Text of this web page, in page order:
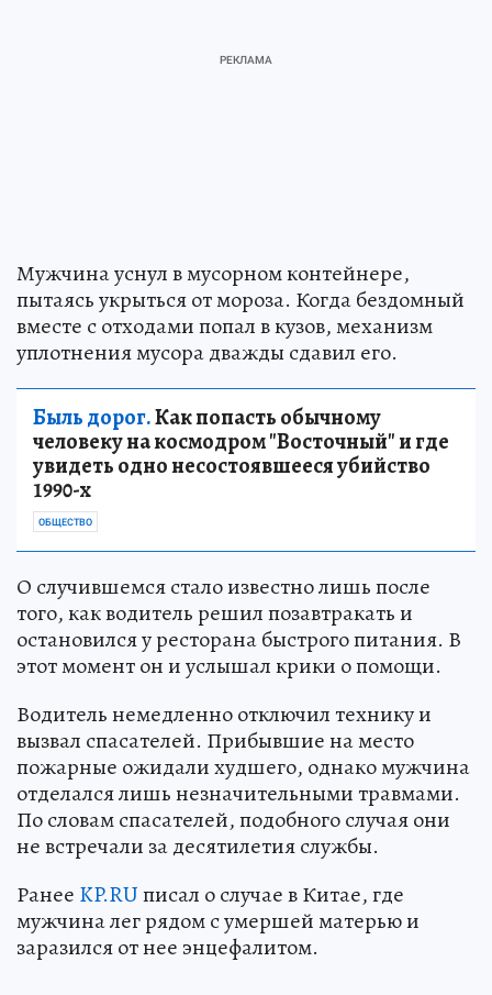
Мужчина уснул в мусорном контейнере,
пытаясь укрыться от мороза. Когда бездомный
вместе с отходами попал в кузов, механизм
уплотнения мусора дважды сдавил его.
Быль дорог.Как попасть обычному
человеку на космодром "Восточный" и где
увидеть одно несостоявшееся убийство
1990-х
ОБЩЕСТВО
О случившемся стало известно лишь после
того, как водитель решил позавтракать и
остановился у ресторана быстрого питания. В
этот момент он и услышал крики о помощи.
Водитель немедленно отключил технику и
вызвал спасателей. Прибывшие на место
пожарные ожидали худшего, однако мужчина
отделался лишь незначительными травмами.
По словам спасателей, подобного случая они
не встречали за десятилетия службы.
Ранее KP.RUписал о случае в Китае, где
мужчина лег рядом с умершей матерью и
заразился от нее энцефалитом.